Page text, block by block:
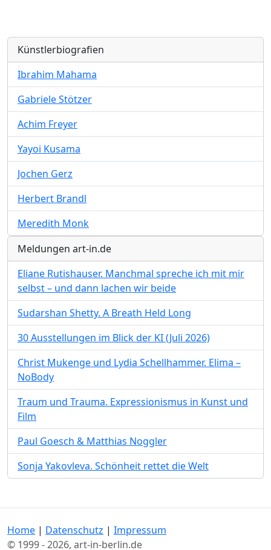
Künstlerbiografien
Ibrahim Mahama
Gabriele Stötzer
Achim Freyer
Yayoi Kusama
Jochen Gerz
Herbert Brandl
Meredith Monk
Meldungen art-in.de
Eliane Rutishauser. Manchmal spreche ich mit mir
selbst – und dann lachen wir beide
Sudarshan Shetty. A Breath Held Long
30 Ausstellungen im Blick der KI (Juli 2026)
Christ Mukenge und Lydia Schellhammer. Elima –
NoBody
Traum und Trauma. Expressionismus in Kunst und
Film
Paul Goesch & Matthias Noggler
Sonja Yakovleva. Schönheit rettet die Welt
Home | Datenschutz | Impressum
© 1999 - 2026, art-in-berlin.de